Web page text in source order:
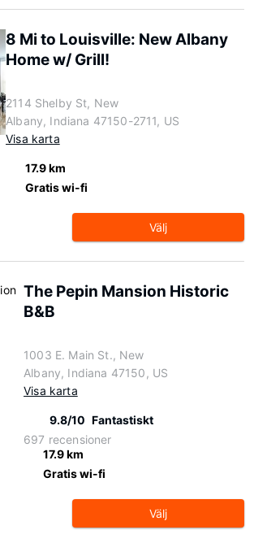
8 Mi to Louisville: New Albany
Home w/ Grill!
2114 Shelby St, New
Albany, Indiana 47150-2711, US
Visa karta
17.9 km
Gratis wi-fi
Välj
The Pepin Mansion Historic
B&B
1003 E. Main St., New
Albany, Indiana 47150, US
Visa karta
9.8/10 Fantastiskt
697 recensioner
17.9 km
Gratis wi-fi
Välj